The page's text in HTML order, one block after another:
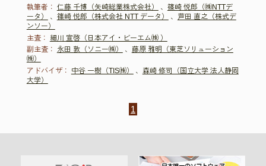
執筆者： 仁藤 千博（矢崎総業株式会社） 、 篠崎 悦郎（㈱NTTデ
ータ）
、 篠崎 悦郎（株式会社 NTT データ） 、 芦田 直之（株式デ
ンソー）
主査：
細川 宣啓（日本アイ・ビーエム㈱ ）
副主査：
永田 敦（ソニー㈱） 、 藤原 雅明（東芝ソリューション
㈱）
アドバイザ：
中谷 一樹（TIS㈱） 、 森崎 修司（国立大学 法人静岡
大学）
1